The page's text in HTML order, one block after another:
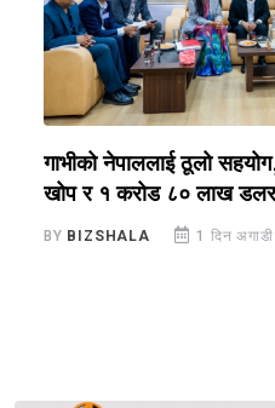
गाभीको नेपाललाई ठूलो
खोप र १ करोड ८० लाख
BY BIZSHALA 1 दिन अगाडी